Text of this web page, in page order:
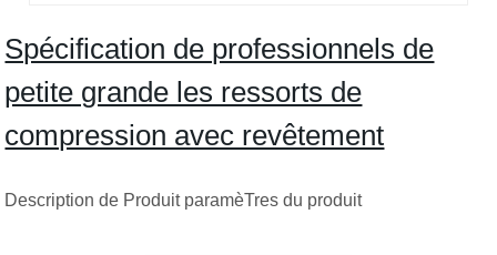
Spécification de professionnels de
petite grande les ressorts de
compression avec revêtement
Description de Produit paramèTres du produit